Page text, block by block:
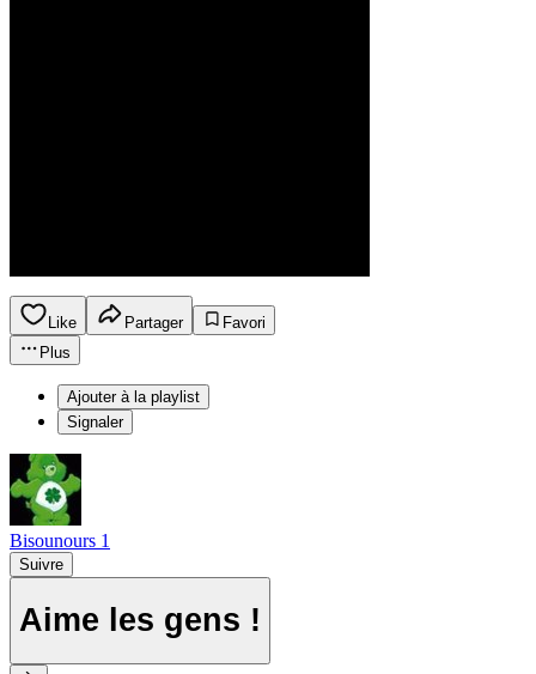
Like Partager
Favori
Plus
Ajouter à la playlist
Signaler
Bisounours 1
Suivre
Aime les gens !